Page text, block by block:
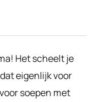
Het scheelt je
eigenlijk voor
soepen met